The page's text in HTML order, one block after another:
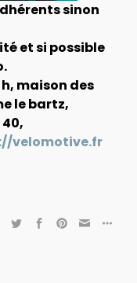
sinon
et si possible
maison des
le bartz,
40,
velomotive.fr